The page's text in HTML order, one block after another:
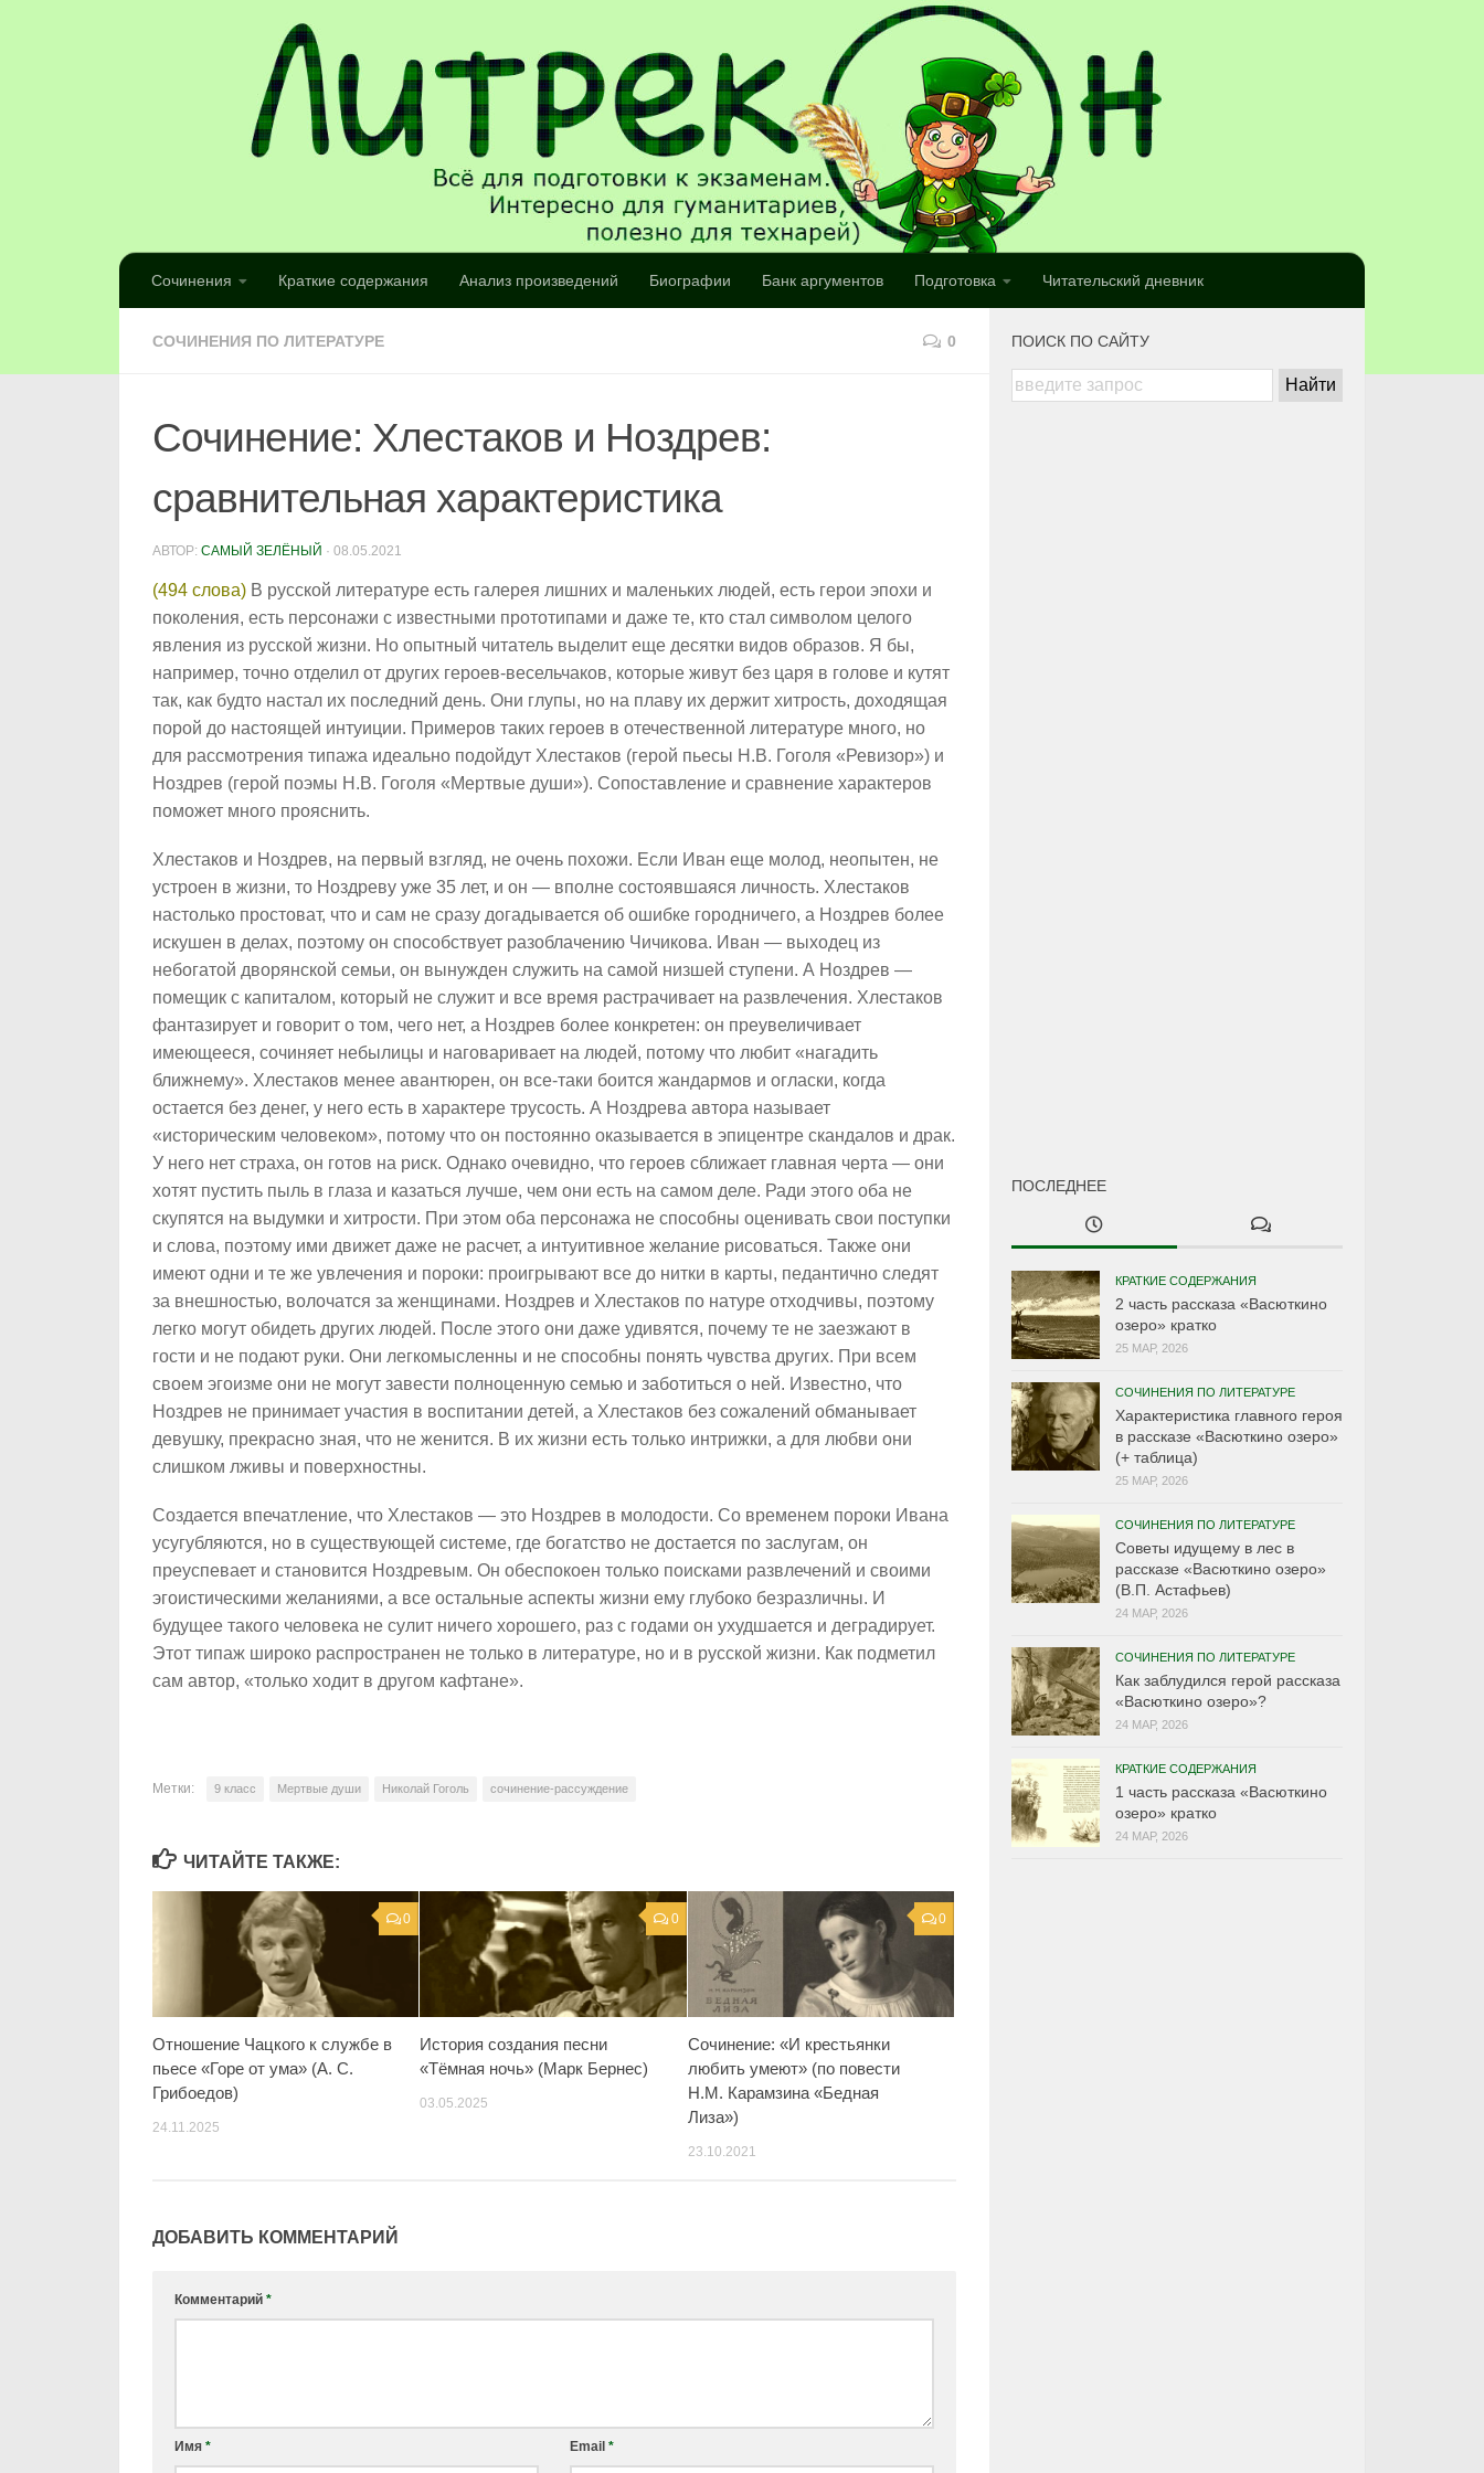
Сочинения Краткие содержания Анализ произведений Биографии Банк аргументов Подготовка Читательский дневник
СОЧИНЕНИЯ ПО ЛИТЕРАТУРЕ 0
Сочинение: Хлестаков и Ноздрев:
сравнительная характеристика
АВТОР: САМЫЙ ЗЕЛЁНЫЙ · 08.05.2021
(494 слова) В русской литературе есть галерея лишних и маленьких людей, есть герои эпохи и
поколения, есть персонажи с известными прототипами и даже те, кто стал символом целого
явления из русской жизни. Но опытный читатель выделит еще десятки видов образов. Я бы,
например, точно отделил от других героев-весельчаков, которые живут без царя в голове и кутят
так, как будто настал их последний день. Они глупы, но на плаву их держит хитрость, доходящая
порой до настоящей интуиции. Примеров таких героев в отечественной литературе много, но
для рассмотрения типажа идеально подойдут Хлестаков (герой пьесы Н.В. Гоголя «Ревизор») и
Ноздрев (герой поэмы Н.В. Гоголя «Мертвые души»). Сопоставление и сравнение характеров
поможет много прояснить.
Хлестаков и Ноздрев, на первый взгляд, не очень похожи. Если Иван еще молод, неопытен, не
устроен в жизни, то Ноздреву уже 35 лет, и он — вполне состоявшаяся личность. Хлестаков
настолько простоват, что и сам не сразу догадывается об ошибке городничего, а Ноздрев более
искушен в делах, поэтому он способствует разоблачению Чичикова. Иван — выходец из
небогатой дворянской семьи, он вынужден служить на самой низшей ступени. А Ноздрев —
помещик с капиталом, который не служит и все время растрачивает на развлечения. Хлестаков
фантазирует и говорит о том, чего нет, а Ноздрев более конкретен: он преувеличивает
имеющееся, сочиняет небылицы и наговаривает на людей, потому что любит «нагадить
ближнему». Хлестаков менее авантюрен, он все-таки боится жандармов и огласки, когда
остается без денег, у него есть в характере трусость. А Ноздрева автора называет
«историческим человеком», потому что он постоянно оказывается в эпицентре скандалов и драк.
У него нет страха, он готов на риск. Однако очевидно, что героев сближает главная черта — они
хотят пустить пыль в глаза и казаться лучше, чем они есть на самом деле. Ради этого оба не
скупятся на выдумки и хитрости. При этом оба персонажа не способны оценивать свои поступки
и слова, поэтому ими движет даже не расчет, а интуитивное желание рисоваться. Также они
имеют одни и те же увлечения и пороки: проигрывают все до нитки в карты, педантично следят
за внешностью, волочатся за женщинами. Ноздрев и Хлестаков по натуре отходчивы, поэтому
легко могут обидеть других людей. После этого они даже удивятся, почему те не заезжают в
гости и не подают руки. Они легкомысленны и не способны понять чувства других. При всем
своем эгоизме они не могут завести полноценную семью и заботиться о ней. Известно, что
Ноздрев не принимает участия в воспитании детей, а Хлестаков без сожалений обманывает
девушку, прекрасно зная, что не женится. В их жизни есть только интрижки, а для любви они
слишком лживы и поверхностны.
Создается впечатление, что Хлестаков — это Ноздрев в молодости. Со временем пороки Ивана
усугубляются, но в существующей системе, где богатство не достается по заслугам, он
преуспевает и становится Ноздревым. Он обеспокоен только поисками развлечений и своими
эгоистическими желаниями, а все остальные аспекты жизни ему глубоко безразличны. И
будущее такого человека не сулит ничего хорошего, раз с годами он ухудшается и деградирует.
Этот типаж широко распространен не только в литературе, но и в русской жизни. Как подметил
сам автор, «только ходит в другом кафтане».
Метки: 9 класс Мертвые души Николай Гоголь сочинение-рассуждение
ЧИТАЙТЕ ТАКЖЕ:
0
Отношение Чацкого к службе в
пьесе «Горе от ума» (А. С.
Грибоедов)
24.11.2025
0
История создания песни
«Тёмная ночь» (Марк Бернес)
03.05.2025
0
Сочинение: «И крестьянки
любить умеют» (по повести
Н.М. Карамзина «Бедная
Лиза»)
23.10.2021
ДОБАВИТЬ КОММЕНТАРИЙ
Комментарий *
Имя * Email *
ПОИСК ПО САЙТУ
ПОСЛЕДНЕЕ
КРАТКИЕ СОДЕРЖАНИЯ
2 часть рассказа «Васюткино
озеро» кратко
25 МАР, 2026
СОЧИНЕНИЯ ПО ЛИТЕРАТУРЕ
Характеристика главного героя
в рассказе «Васюткино озеро»
(+ таблица)
25 МАР, 2026
СОЧИНЕНИЯ ПО ЛИТЕРАТУРЕ
Советы идущему в лес в
рассказе «Васюткино озеро»
(В.П. Астафьев)
24 МАР, 2026
СОЧИНЕНИЯ ПО ЛИТЕРАТУРЕ
Как заблудился герой рассказа
«Васюткино озеро»?
24 МАР, 2026
КРАТКИЕ СОДЕРЖАНИЯ
1 часть рассказа «Васюткино
озеро» кратко
24 МАР, 2026